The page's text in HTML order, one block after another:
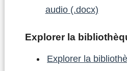
audio (.docx)
Explorer la
Explorer la